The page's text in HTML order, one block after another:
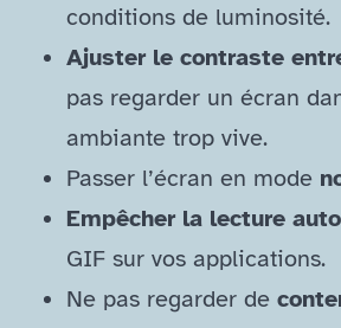
conditions de luminosité.
Ajuster le contraste
pas regarder un écran
ambiante trop vive.
Passer l’écran en mode
Empêcher la lecture
GIF sur vos applications.
Ne pas regarder de